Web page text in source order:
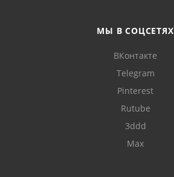
МЫ В СОЦСЕТЯХ
ВКонтакте
Telegram
Pinterest
Rutube
3ddd
Max